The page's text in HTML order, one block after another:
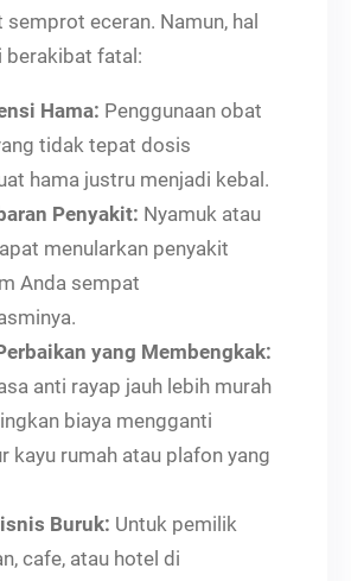
eceran. Namun, hal
berakibat fatal:
Hama: Penggunaan obat
tidak tepat dosis
hama justru menjadi kebal.
Penyakit: Nyamuk atau
menularkan penyakit
Anda sempat
yang Membengkak:
anti rayap jauh lebih murah
biaya mengganti
kayu rumah atau plafon yang
Buruk: Untuk pemilik
cafe, atau hotel di